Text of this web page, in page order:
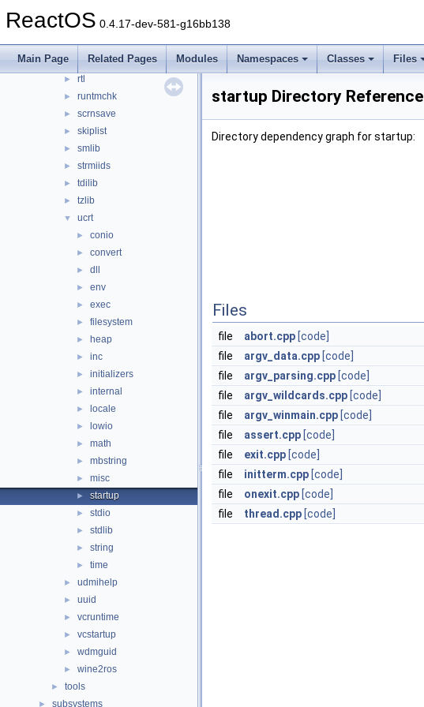
ReactOS 0.4.17-dev-581-g16bb138
Main Page Related Pages Modules Namespaces Classes Files
► pseh
► rossym
► rossym_new
► rtl
► runtmchk
► scrnsave
► skiplist
► smlib
► strmiids
► tdilib
► tzlib
▼ ucrt
► conio
► convert
► dll
► env
► exec
► filesystem
► heap
► inc
► initializers
► internal
► locale
► lowio
► math
► mbstring
► misc
► startup
► stdio
► stdlib
► string
► time
► udmihelp
► uuid
► vcruntime
► vcstartup
► wdmguid
► wine2ros
► tools
► subsystems
startup Directory Reference
Directory dependency graph for startup:
Files
file abort.cpp [code]
file
argv_data.cpp [code]
file
argv_parsing.cpp [code]
file
argv_wildcards.cpp [code]
file
argv_winmain.cpp [code]
file
assert.cpp [code]
file
exit.cpp [code]
file
initterm.cpp [code]
file
onexit.cpp [code]
file
thread.cpp [code]